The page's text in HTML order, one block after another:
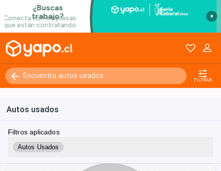
×
FILTRAR
Autos usados
Filtros aplicados
Autos Usados